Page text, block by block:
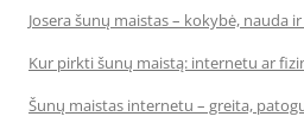
Josera šunų maistas – kokybė, nauda
Kur pirkti šunų maistą: internetu ar
Šunų maistas internetu – greita,